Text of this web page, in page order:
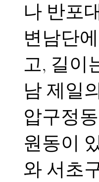
나 반포
변남단
고, 길이
남 제일
압구정
원동이
와 서초